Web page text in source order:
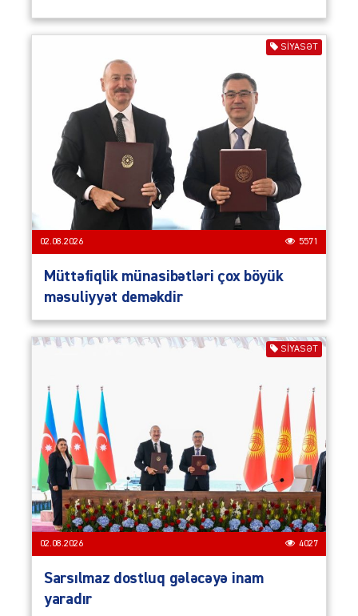
SIYASƏT
02.08.2026 5571
Müttəfiqlik münasibətləri çox böyük
məsuliyyət deməkdir
SIYASƏT
02.08.2026 4027
Sarsılmaz dostluq gələcəyə inam
yaradır